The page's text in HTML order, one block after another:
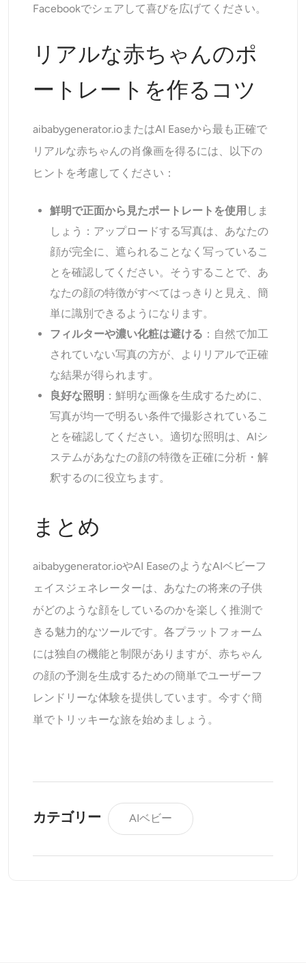
Facebookでシェアして喜びを広げてください。
リアルな赤ちゃんのポ
ートレートを作るコツ
aibabygenerator.ioまたはAI Easeから最も正確で
リアルな赤ちゃんの肖像画を得るには、以下の
ヒントを考慮してください：
鮮明で正面から見たポートレートを使用 しま
しょう：アップロードする写真は、あなたの
顔が完全に、遮られることなく写っているこ
とを確認してください。そうすることで、あ
なたの顔の特徴がすべてはっきりと見え、簡
単に識別できるようになります。
フィルターや濃い化粧は避ける ：自然で加工
されていない写真の方が、よりリアルで正確
な結果が得られます。
良好な照明 ：鮮明な画像を生成するために、
写真が均一で明るい条件で撮影されているこ
とを確認してください。適切な照明は、AIシ
ステムがあなたの顔の特徴を正確に分析・解
釈するのに役立ちます。
まとめ
aibabygenerator.ioやAI EaseのようなAIベビーフ
ェイスジェネレーターは、あなたの将来の子供
がどのような顔をしているのかを楽しく推測で
きる魅力的なツールです。各プラットフォーム
には独自の機能と制限がありますが、赤ちゃん
の顔の予測を生成するための簡単でユーザーフ
レンドリーな体験を提供しています。今すぐ簡
単でトリッキーな旅を始めましょう。
カテゴリー AIベビー